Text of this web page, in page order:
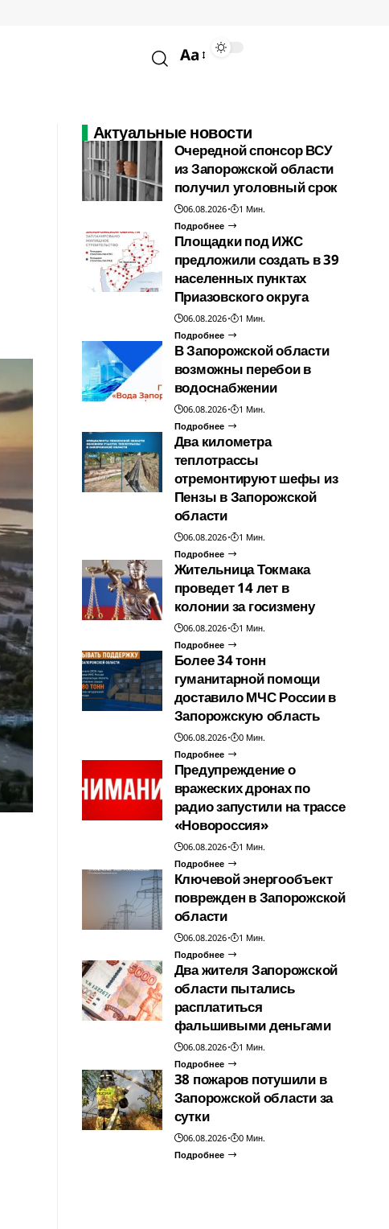
Aa
Актуальные новости
Очередной спонсор ВСУ
из Запорожской области
получил уголовный срок
06.08.2026
1 Мин.
Подробнее
Площадки под ИЖС
предложили создать в 39
населенных пунктах
Приазовского округа
06.08.2026
1 Мин.
Подробнее
В Запорожской области
возможны перебои в
водоснабжении
06.08.2026
1 Мин.
Подробнее
Два километра
теплотрассы
отремонтируют шефы из
Пензы в Запорожской
области
06.08.2026
1 Мин.
Подробнее
Жительница Токмака
проведет 14 лет в
колонии за госизмену
06.08.2026
1 Мин.
Подробнее
Более 34 тонн
гуманитарной помощи
доставило МЧС России в
Запорожскую область
06.08.2026
0 Мин.
Подробнее
Предупреждение о
вражеских дронах по
радио запустили на трассе
«Новороссия»
06.08.2026
1 Мин.
Подробнее
Ключевой энергообъект
поврежден в Запорожской
области
06.08.2026
1 Мин.
Подробнее
Два жителя Запорожской
области пытались
расплатиться
фальшивыми деньгами
06.08.2026
1 Мин.
Подробнее
38 пожаров потушили в
Запорожской области за
сутки
06.08.2026
0 Мин.
Подробнее